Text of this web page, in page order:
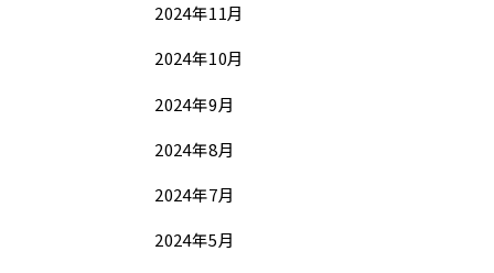
2024年11月
2024年10月
2024年9月
2024年8月
2024年7月
2024年5月